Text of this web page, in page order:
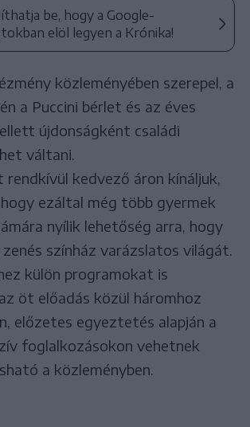
be, hogy a Google-
elöl legyen a Krónika!
közleményében szerepel, a
a Puccini bérlet és az éves
újdonságként családi
váltani.
rendkívül kedvező áron kínáljuk,
hogy ezáltal még több gyermek
nyílik lehetőség arra, hogy
színház varázslatos világát.
külön programokat is
öt előadás közül háromhoz
előzetes egyeztetés alapján a
foglalkozásokon vehetnek
a közleményben.